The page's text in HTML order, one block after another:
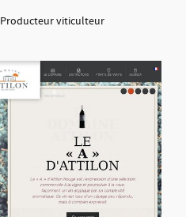
Producteur viticulteur